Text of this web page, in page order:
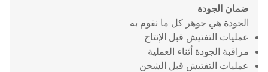
ضمان الجودة
الجودة هي جوهر كل ما نقوم به
عمليات التفتيش قبل الإنتاج
مراقبة الجودة أثناء العملية
عمليات التفتيش قبل الشحن